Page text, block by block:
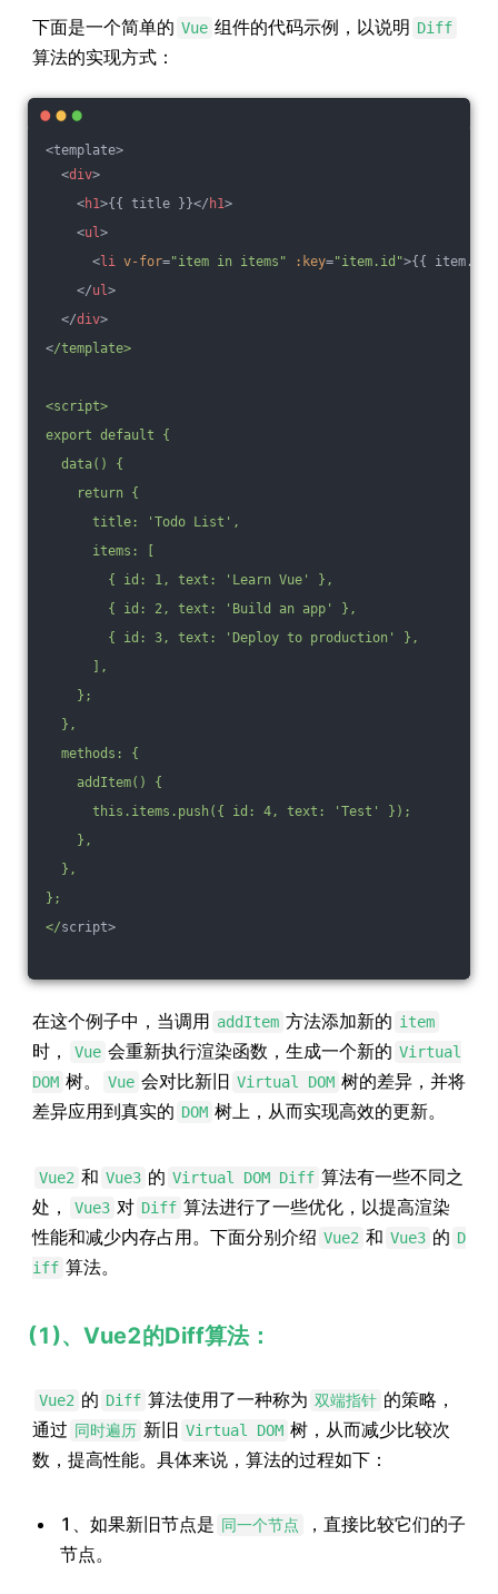
下面是一个简单的 Vue 组件的代码示例，以说明 Diff
算法的实现方式：
<template>
<div>
<h1>{{ title }}</ h1>
<ul >
<li v-for="item in items" :key="item.id">{{
</ul >
</div>
</template>
<script>
export default {
data() {
return {
title: 'Todo List',
items: [
{ id: 1, text: 'Learn Vue' },
{ id: 2, text: 'Build an app' },
{ id: 3, text: 'Deploy to production' },
],
};
},
methods: {
addItem() {
this.items.push({ id: 4, text: 'Test' });
},
},
};
</script>
在这个例子中，当调用 addItem 方法添加新的 item
时， Vue 会重新执行渲染函数，生成一个新的 Virtual
DOM 树。 Vue 会对比新旧 Virtual DOM 树的差异，并将
差异应用到真实的 DOM 树上，从而实现高效的更新。
Vue2 和 Vue3 的 Virtual DOM Diff 算法有一些不同之
处，
Vue3 对 Diff 算法进行了一些优化，以提高渲染
性能和减少内存占用。下面分别介绍 Vue2 和 Vue3 的 D
iff 算法。
(1)、Vue2的Diff算法：
Vue2 的 Diff 算法使用了一种称为 双端指针 的策略，
通过 同时遍历 新旧 Virtual DOM 树，从而减少比较次
数，提高性能。具体来说，算法的过程如下：
1、如果新旧节点是 同一个节点
，直接比较它们的子
节点。